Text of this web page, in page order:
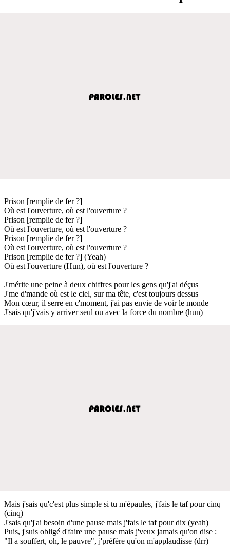
Prison [remplie de fer ?]
Où est l'ouverture, où est l'ouverture ?
Prison [remplie de fer ?]
Où est l'ouverture, où est l'ouverture ?
Prison [remplie de fer ?]
Où est l'ouverture, où est l'ouverture ?
Prison [remplie de fer ?] (Yeah)
Où est l'ouverture (Hun), où est l'ouverture ?
J'mérite une peine à deux chiffres pour les gens qu'j'ai déçus
J'me d'mande où est le ciel, sur ma tête, c'est toujours dessus
Mon cœur, il serre en c'moment, j'ai pas envie de voir le monde
J'sais qu'j'vais y arriver seul ou avec la force du nombre (hun)
Mais j'sais qu'c'est plus simple si tu m'épaules, j'fais le taf pour cinq
(cinq)
J'sais qu'j'ai besoin d'une pause mais j'fais le taf pour dix (yeah)
Puis, j'suis obligé d'faire une pause mais j'veux jamais qu'on dise :
"Il a souffert, oh, le pauvre", j'préfère qu'on m'applaudisse (drr)